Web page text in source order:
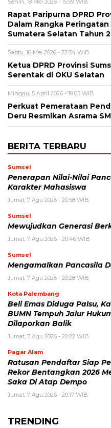
Senin, 18 Mei 2026 - 15:59 WIB
Rapat Paripurna DPRD
Dalam Rangka
Sumatera Selatan Tahun
Sabtu, 16 Mei 2026 - 22:34 WIB
Ketua DPRD Provinsi
Serentak di OKU Selatan
Minggu, 5 April 2026 - 19:05 WIB
Perkuat Pemerataan
Deru Resmikan Asrama
BERITA TERBARU
Sumsel
Penerapan Nilai-Nilai
Karakter Mahasiswa
Jumat, 7 Agu 2026 - 20:58 WIB
Sumsel
Mewujudkan Generasi
Jumat, 7 Agu 2026 - 20:46 WIB
Sumsel
Mengamalkan Pancasila
Jumat, 7 Agu 2026 - 20:28 WIB
Kota Palembang
Beli Emas Diduga Palsu,
BUMN Tempuh Jalur
Dilaporkan Balik
Jumat, 7 Agu 2026 - 20:22 WIB
Pagar Alam
Ratusan Pendaftar Siap
Rekor Bentangkan 2026
Saka Di Atap Dempo
Jumat, 7 Agu 2026 - 20:17 WIB
TRENDING